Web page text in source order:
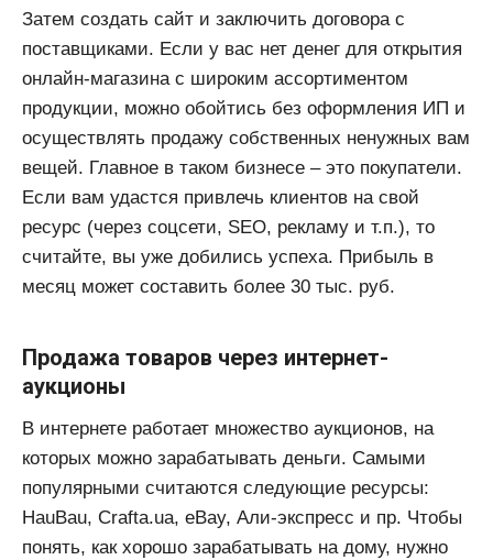
Затем создать сайт и заключить договора с
поставщиками. Если у вас нет денег для открытия
онлайн-магазина с широким ассортиментом
продукции, можно обойтись без оформления ИП и
осуществлять продажу собственных ненужных вам
вещей. Главное в таком бизнесе – это покупатели.
Если вам удастся привлечь клиентов на свой
ресурс (через соцсети, SEO, рекламу и т.п.), то
считайте, вы уже добились успеха. Прибыль в
месяц может составить более 30 тыс. руб.
Продажа товаров через интернет-
аукционы
В интернете работает множество аукционов, на
которых можно зарабатывать деньги. Самыми
популярными считаются следующие ресурсы:
HauBau, Crafta.ua, eBay, Али-экспресс и пр. Чтобы
понять, как хорошо зарабатывать на дому, нужно